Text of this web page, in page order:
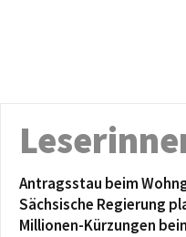
Antragsstau beim
Sächsische Regierung
Millionen-Kürzungen